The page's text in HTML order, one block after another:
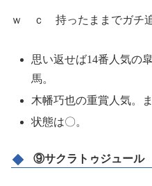
ｗ ｃ 持ったままでガチ追
思い返せば14番人気の
馬。
木幡巧也の重賞人気。
状態は〇。
⑨サクラトゥジュール